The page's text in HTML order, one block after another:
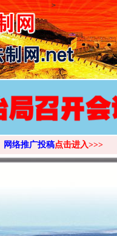
>
网络推广投稿点击进入>>>